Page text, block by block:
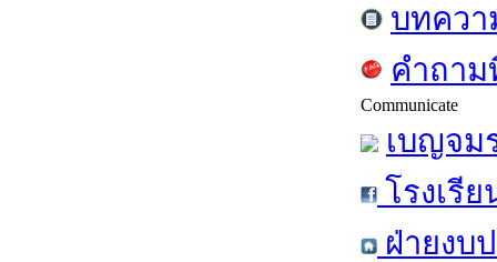
บทควา
คำถา
Communicate
เบญจม
โรงเรี
ฝ่ายงบ